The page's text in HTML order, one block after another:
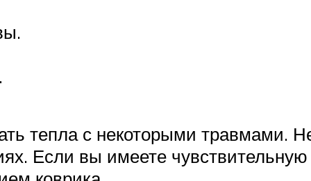
тепла с некоторыми травмами.
Если вы имеете